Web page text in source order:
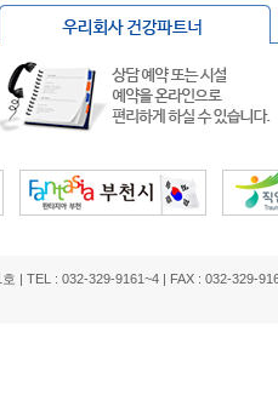
| TEL : 032-329-9161~4 | FAX : 032-329-